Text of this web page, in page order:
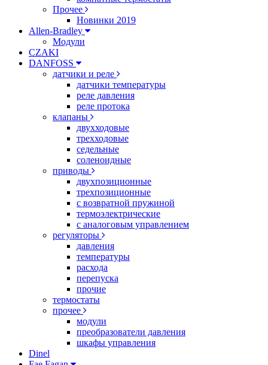
Прочее
Новинки 2019
Allen-Bradley
Модули
CZAKI
DANFOSS
датчики и реле
датчики температуры
реле давления
реле протока
клапаны
двухходовые
трехходовые
седельные
соленоидные
приводы
двухпозиционные
трехпозиционные
с возвратной пружиной
термоэлектрические
с аналоговым управлением
регуляторы
давления
температуры
расхода
перепуска
прочие
термостаты
прочее
модули
преобразователи давления
шкафы управления
Dinel